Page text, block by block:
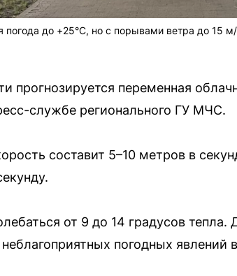
погода до +25°C, но с порывами ветра до 15
прогнозируется переменная
службе регионального ГУ МЧС.
составит 5–10 метров в
от 9 до 14 градусов
погодных явлений